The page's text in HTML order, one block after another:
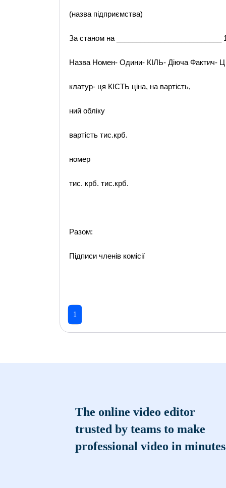
(назва підприємства)
За станом на __________________________
Назва Номен- Одини- КІЛЬ- Діюча Фактич- Ц
клатур- ця КІСТЬ ціна, на вартість,
ний обліку
вартість тис.крб.
номер
тис. крб. тис.крб.
Разом:
Підписи членів комісії
1
The online video editor
trusted by teams to make
professional video in minutes